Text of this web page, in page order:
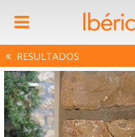
RESULTADOS